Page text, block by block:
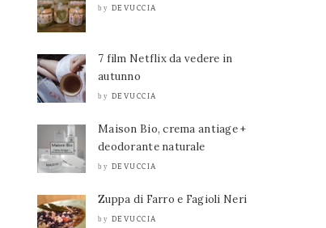
by DEVUCCIA
7 film Netflix da vedere in
autunno
by DEVUCCIA
Maison Bio, crema antiage +
deodorante naturale
by DEVUCCIA
Zuppa di Farro e Fagioli Neri
by DEVUCCIA